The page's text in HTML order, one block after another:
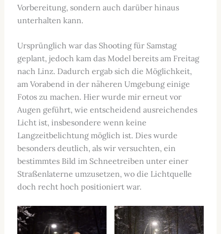
Vorbereitung, sondern auch darüber hinaus
unterhalten kann.
Ursprünglich war das Shooting für Samstag
geplant, jedoch kam das Model bereits am Freitag
nach Linz. Dadurch ergab sich die Möglichkeit,
am Vorabend in der näheren Umgebung einige
Fotos zu machen. Hier wurde mir erneut vor
Augen geführt, wie entscheidend ausreichendes
Licht ist, insbesondere wenn keine
Langzeitbelichtung möglich ist. Dies wurde
besonders deutlich, als wir versuchten, ein
bestimmtes Bild im Schneetreiben unter einer
Straßenlaterne umzusetzen, wo die Lichtquelle
doch recht hoch positioniert war.